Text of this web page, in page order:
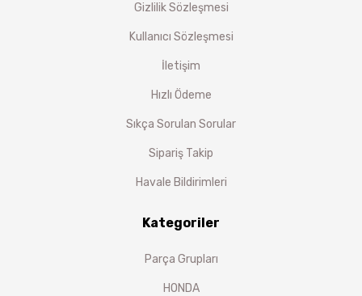
Gizlilik Sözleşmesi
Kullanıcı Sözleşmesi
İletişim
Hızlı Ödeme
Sıkça Sorulan Sorular
Sipariş Takip
Havale Bildirimleri
Kategoriler
Parça Grupları
HONDA